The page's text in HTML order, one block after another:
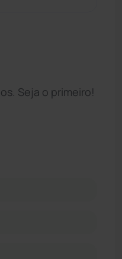
Seja o primeiro!